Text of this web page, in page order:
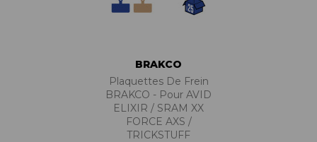
BRAKCO
Plaquettes De Frein
BRAKCO - Pour AVID
ELIXIR / SRAM XX
FORCE AXS /
TRICKSTUFF